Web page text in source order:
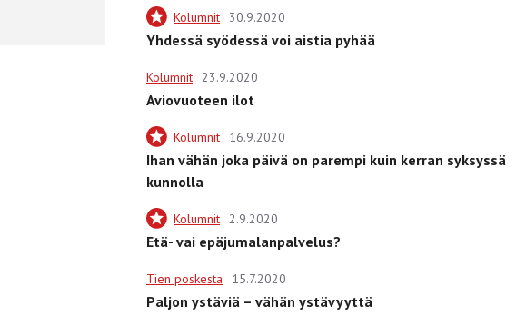
Kolumnit 30.9.2020
Yhdessä syödessä voi aistia pyhää
Kolumnit 23.9.2020
Aviovuoteen ilot
Kolumnit 16.9.2020
Ihan vähän joka päivä on parempi kuin kerran syksyssä
kunnolla
Kolumnit 2.9.2020
Etä- vai epäjumalanpalvelus?
Tien poskesta 15.7.2020
Paljon ystäviä – vähän ystävyyttä